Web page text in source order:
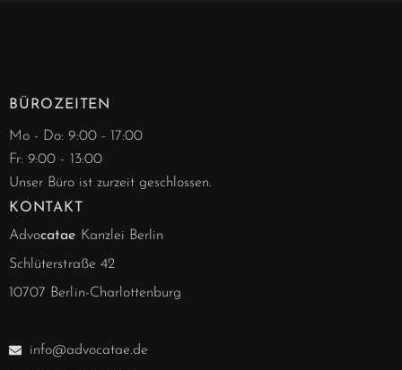
BÜROZEITEN
Mo - Do: 9:00 - 17:00
Fr: 9:00 - 13:00
Unser Büro ist zurzeit geschlossen.
KONTAKT
Advocatae Kanzlei Berlin
Schlüterstraße 42
10707 Berlin-Charlottenburg
info@advocatae.de